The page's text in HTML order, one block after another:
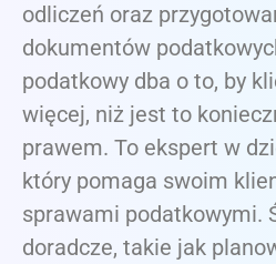
odliczeń oraz
dokumentów
podatkowy dba o to, by
więcej, niż jest to
prawem. To ekspert w
który pomaga swoim
sprawami podatkowymi.
doradcze, takie jak